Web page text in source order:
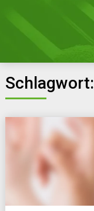
Schlagwort: